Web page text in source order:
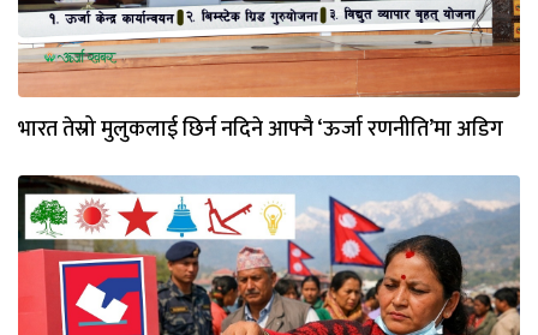
भारत तेस्रो मुलुकलाई छिर्न नदिने आफ्नै ‘ऊर्जा रणनीति’मा अडिग